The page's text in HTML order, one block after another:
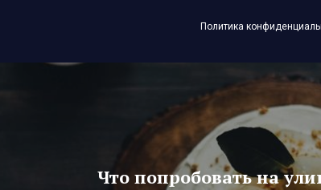
Политика
Что попробовать на